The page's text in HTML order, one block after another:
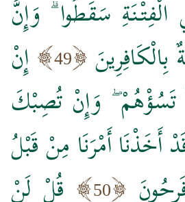
الْفِتْنَةِ سَقَطُوا ۗ وَإِنَّ
49
إِنْ
وَإِنْ تُصِبْكَ
أَخَذْنَا أَمْرَنَا مِنْ قَبْلُ
50
قُلْ لَنْ